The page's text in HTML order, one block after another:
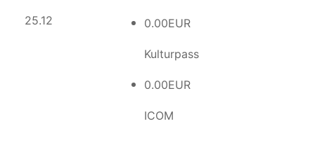
25.12 0.00EUR
Kulturpass
0.00EUR
ICOM